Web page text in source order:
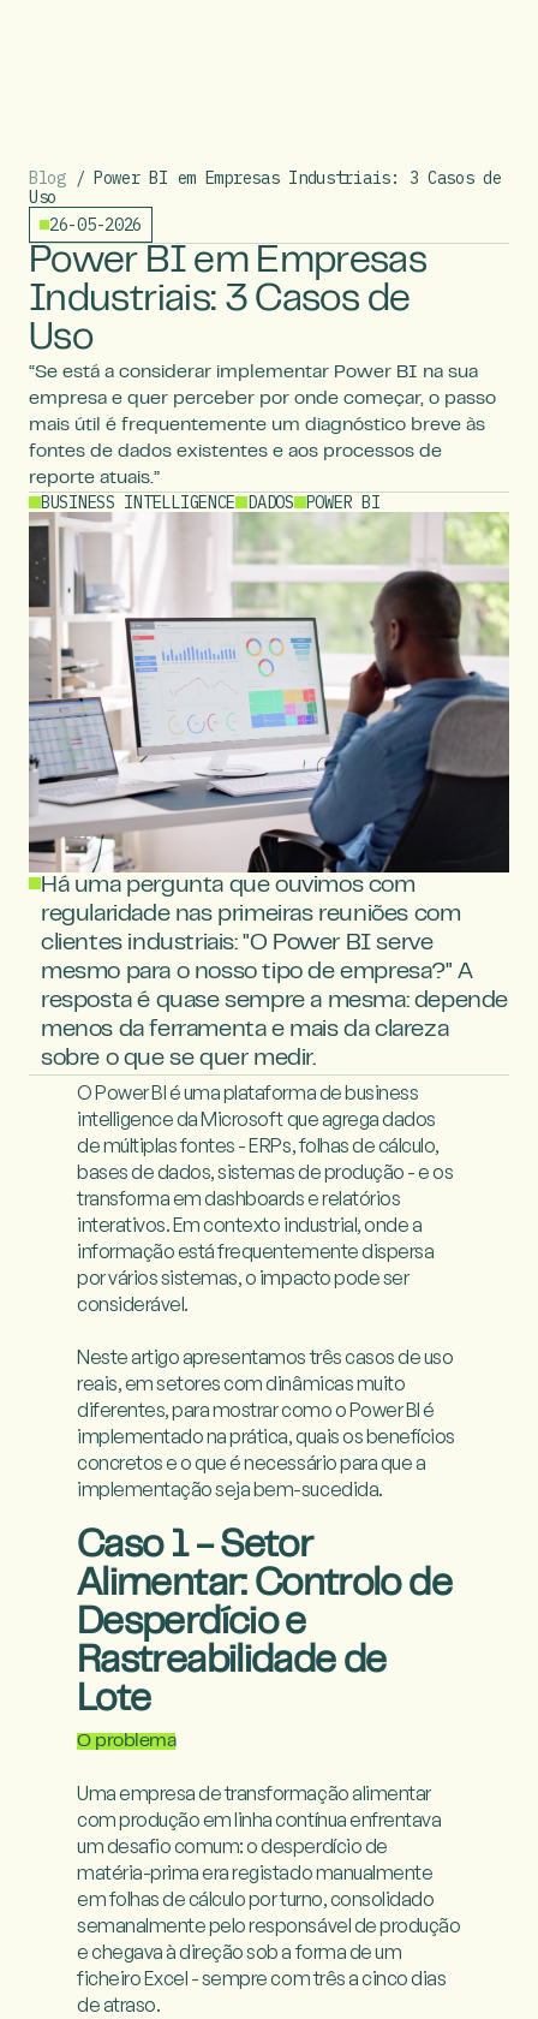
Blog/ Power BI em Empresas Industriais: 3 Casos de
Uso
26-05-2026
Power BI em Empresas
Industriais: 3 Casos de
Uso
“Se está a considerar implementar Power BI na sua
empresa e quer perceber por onde começar, o passo
mais útil é frequentemente um diagnóstico breve às
fontes de dados existentes e aos processos de
reporte atuais.”
BUSINESS INTELLIGENCE DADOS POWER BI
Há uma pergunta que ouvimos com
regularidade nas primeiras reuniões com
clientes industriais: "O Power BI serve
mesmo para o nosso tipo de empresa?" A
resposta é quase sempre a mesma: depende
menos da ferramenta e mais da clareza
sobre o que se quer medir.
O Power BI é uma plataforma de business
intelligence da Microsoft que agrega dados
de múltiplas fontes - ERPs, folhas de cálculo,
bases de dados, sistemas de produção - e os
transforma em dashboards e relatórios
interativos. Em contexto industrial, onde a
informação está frequentemente dispersa
por vários sistemas, o impacto pode ser
considerável.
Neste artigo apresentamos três casos de uso
reais, em setores com dinâmicas muito
diferentes, para mostrar como o Power BI é
implementado na prática, quais os benefícios
concretos e o que é necessário para que a
implementação seja bem-sucedida.
Caso 1 - Setor
Alimentar: Controlo de
Desperdício e
Rastreabilidade de
Lote
O problema
Uma empresa de transformação alimentar
com produção em linha contínua enfrentava
um desafio comum: o desperdício de
matéria-prima era registado manualmente
em folhas de cálculo por turno, consolidado
semanalmente pelo responsável de produção
e chegava à direção sob a forma de um
ficheiro Excel - sempre com três a cinco dias
de atraso.